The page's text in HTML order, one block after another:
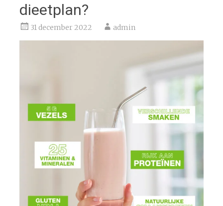
dieetplan?
31 december 2022 admin